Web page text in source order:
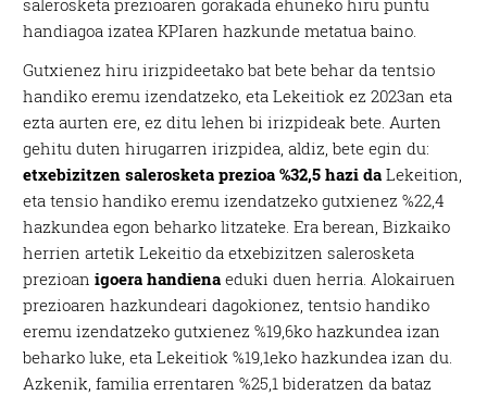
salerosketa prezioaren gorakada ehuneko hiru puntu
handiagoa izatea KPIaren hazkunde metatua baino.
Gutxienez hiru irizpideetako bat bete behar da tentsio
handiko eremu izendatzeko, eta Lekeitiok ez 2023an eta
ezta aurten ere, ez ditu lehen bi irizpideak bete. Aurten
gehitu duten hirugarren irizpidea, aldiz, bete egin du:
etxebizitzen salerosketa prezioa %32,5 hazi da Lekeition,
eta tensio handiko eremu izendatzeko gutxienez %22,4
hazkundea egon beharko litzateke. Era berean, Bizkaiko
herrien artetik Lekeitio da etxebizitzen salerosketa
prezioanigoera handiena eduki duen herria. Alokairuen
prezioaren hazkundeari dagokionez, tentsio handiko
eremu izendatzeko gutxienez %19,6ko hazkundea izan
beharko luke, eta Lekeitiok %19,1eko hazkundea izan du.
Azkenik, familia errentaren %25,1 bideratzen da bataz